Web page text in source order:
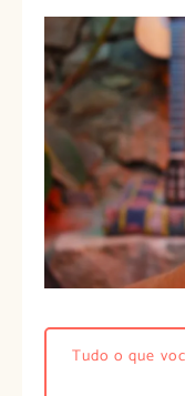
Tudo o que